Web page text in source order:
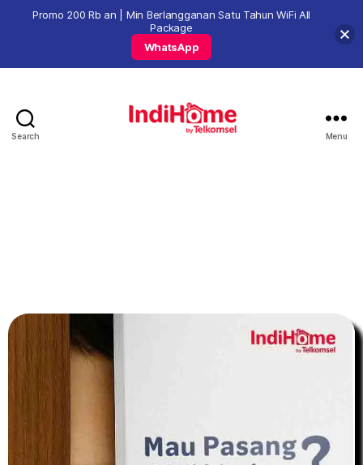
Search Menu
Promo 200 Rb an | Min Berlangganan Satu Tahun WiFi All
Package
WhatsApp